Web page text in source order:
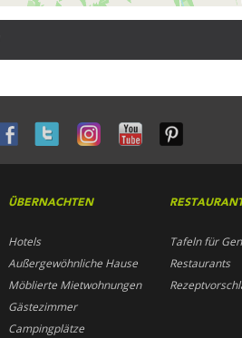
ÜBERNACHTEN
Hotels
Außergewöhnliche Hause
Möblierte Mietwohnungen
Gästezimmer
Campingplätze
Tafeln für
Restaurants